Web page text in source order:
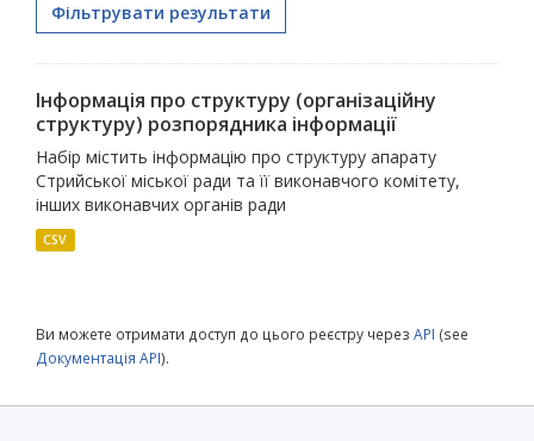
Фільтрувати результати
Інформація про структуру (організаційну
структуру) розпорядника інформації
Набір містить інформацію про структуру апарату
Стрийської міської ради та її виконавчого комітету,
інших виконавчих органів ради
CSV
Ви можете отримати доступ до цього реєстру через API (see
Документація API).